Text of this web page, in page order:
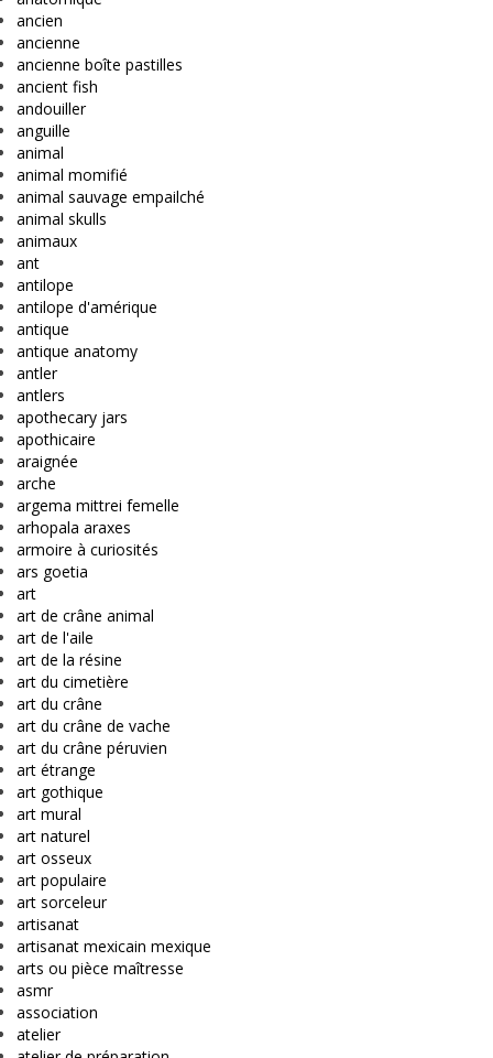
ancien
ancienne
ancienne boîte pastilles
ancient fish
andouiller
anguille
animal
animal momifié
animal sauvage empailché
animal skulls
animaux
ant
antilope
antilope d'amérique
antique
antique anatomy
antler
antlers
apothecary jars
apothicaire
araignée
arche
argema mittrei femelle
arhopala araxes
armoire à curiosités
ars goetia
art
art de crâne animal
art de l'aile
art de la résine
art du cimetière
art du crâne
art du crâne de vache
art du crâne péruvien
art étrange
art gothique
art mural
art naturel
art osseux
art populaire
art sorceleur
artisanat
artisanat mexicain mexique
arts ou pièce maîtresse
asmr
association
atelier